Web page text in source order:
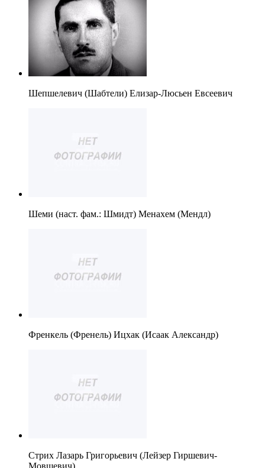
Шепшелевич (Шабтели) Елизар-Люсьен Евсеевич
Шеми (наст. фам.: Шмидт) Менахем (Мендл)
Френкель (Френель) Ицхак (Исаак Александр)
Стрих Лазарь Григорьевич (Лейзер Гиршевич-